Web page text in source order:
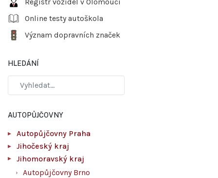
Online testy autoškola
Význam dopravních značek
HLEDÁNÍ
AUTOPŮJČOVNY
Autopůjčovny Praha
Jihočeský kraj
Jihomoravský kraj
Autopůjčovny Brno